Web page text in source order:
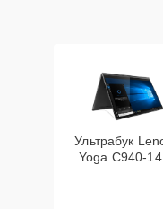
Ультрабук
Yoga C940-